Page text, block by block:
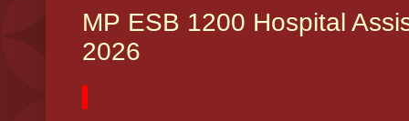
MP ESB 1200 Hospital
2026